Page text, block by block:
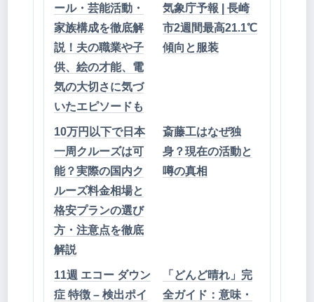
ール・芸能活動・
家族構成を徹底解
説！夫の職業や子
供、絵の才能、電
気の大切さに気づ
いたエピソードも
気象庁予報 | 長崎
市2週間最高21.1℃
傾向と服装
10万円以下で日本
一周クルーズは可
能？実際の国内ク
ルーズ料金相場と
格安プランの選び
方・注意点を徹底
解説
斎藤工はなぜ独
身？現在の活動と
噂の真相
11週 エコー ダウン
症 特徴 – 検出ポイ
「どんど晴れ」完
全ガイド：意味・